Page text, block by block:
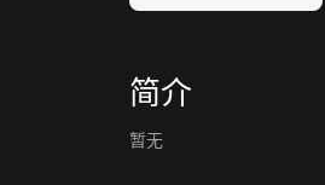
简介
暂无